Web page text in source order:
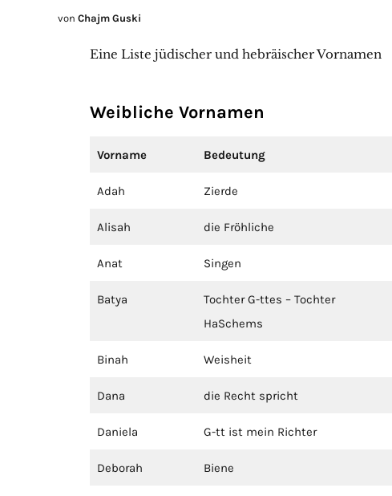
von Chajm Guski
Eine Liste jüdischer und hebräischer Vornamen
Weibliche Vornamen
Vorname Bedeutung
Adah Zierde
Alisah die Fröhliche
Anat Singen
Batya
Tochter G-ttes – Tochter
HaSchems
Binah Weisheit
Dana die Recht spricht
Daniela G-tt ist mein Richter
Deborah Biene